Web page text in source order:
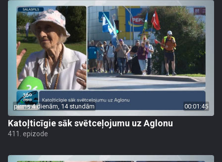
pirms 4 dienām, 14 stundām 00:01:45
Katoļticīgie sāk svētceļojumu uz Aglonu
411. epizode